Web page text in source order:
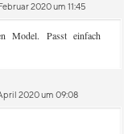
2020 um 11:45
Model. Passt einfach
2020 um 09:08